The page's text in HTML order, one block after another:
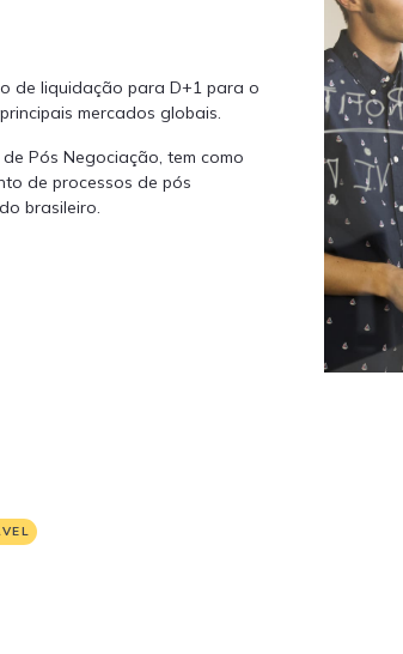
de liquidação para D+1 para o
mercados globais.
Pós Negociação, tem como
de processos de pós
brasileiro.